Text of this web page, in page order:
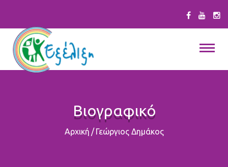
Βιογραφικό
Αρχική / Γεώργιος Δημάκος